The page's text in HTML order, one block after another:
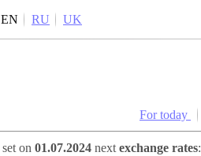
EN RU UK
For today
set on 01.07.2024 next exchange rates: